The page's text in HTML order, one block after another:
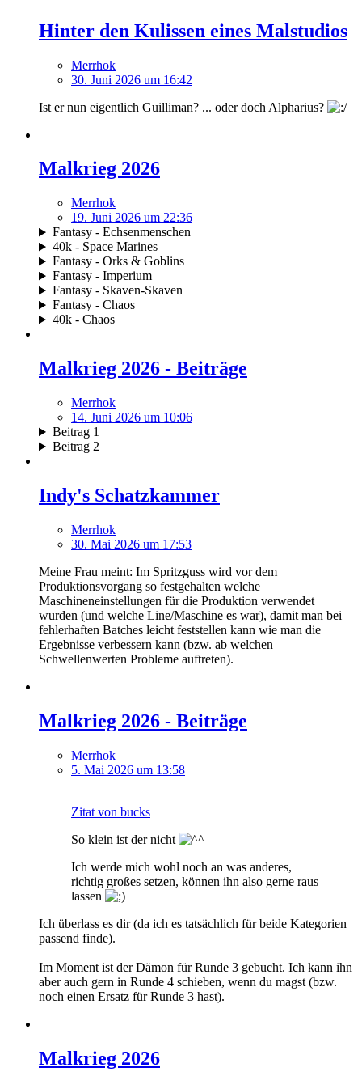
Hinter den Kulissen eines Malstudios
Merrhok
30. Juni 2026 um 16:42
Ist er nun eigentlich Guilliman? ... oder doch Alpharius?
Malkrieg 2026
Merrhok
19. Juni 2026 um 22:36
Fantasy - Echsenmenschen
40k - Space Marines
Fantasy - Orks & Goblins
Fantasy - Imperium
Fantasy - Skaven-Skaven
Fantasy - Chaos
40k - Chaos
Malkrieg 2026 - Beiträge
Merrhok
14. Juni 2026 um 10:06
Beitrag 1
Beitrag 2
Indy's Schatzkammer
Merrhok
30. Mai 2026 um 17:53
Meine Frau meint: Im Spritzguss wird vor dem
Produktionsvorgang so festgehalten welche
Maschineneinstellungen für die Produktion verwendet
wurden (und welche Line/Maschine es war), damit man bei
fehlerhaften Batches leicht feststellen kann wie man die
Ergebnisse verbessern kann (bzw. ab welchen
Schwellenwerten Probleme auftreten).
Malkrieg 2026 - Beiträge
Merrhok
5. Mai 2026 um 13:58
Zitat von bucks
So klein ist der nicht
Ich werde mich wohl noch an was anderes,
richtig großes setzen, können ihn also gerne raus
lassen
Ich überlass es dir (da ich es tatsächlich für beide Kategorien
passend finde).
Im Moment ist der Dämon für Runde 3 gebucht. Ich kann ihn
aber auch gern in Runde 4 schieben, wenn du magst (bzw.
noch einen Ersatz für Runde 3 hast).
Malkrieg 2026